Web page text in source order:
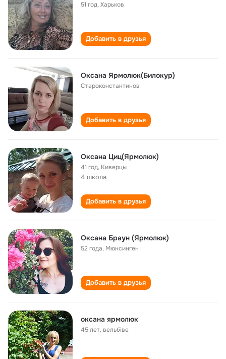
51 год,Харьков
Добавить в друзья
Оксана Ярмолюк(Билокур)
Староконстантинов
Добавить в друзья
Оксана Циц(Ярмолюк)
41 год, Киверцы
4 школа
Добавить в друзья
Оксана Браун (Ярмолюк)
52 года, Мюнсинген
Добавить в друзья
оксана ярмолюк
45 лет,вельбіве